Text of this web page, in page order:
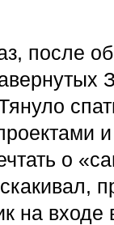
после
о
на